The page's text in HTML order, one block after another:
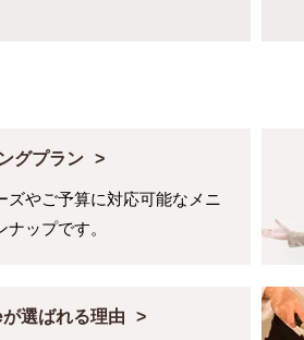
グプラン
ズやご予算に対応可能なメニ
ナップです。
選ばれる理由